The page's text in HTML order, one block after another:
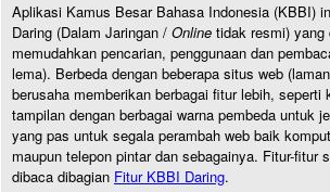
Aplikasi Kamus Besar Bahasa Indonesia (KBBI)
Daring (Dalam Jaringan / Online tidak resmi) yang
memudahkan pencarian, penggunaan dan
lema). Berbeda dengan beberapa situs web
berusaha memberikan berbagai fitur lebih, seperti
tampilan dengan berbagai warna pembeda untuk
yang pas untuk segala perambah web baik
maupun telepon pintar dan sebagainya. Fitur-fitur
dibaca dibagian Fitur KBBI Daring.